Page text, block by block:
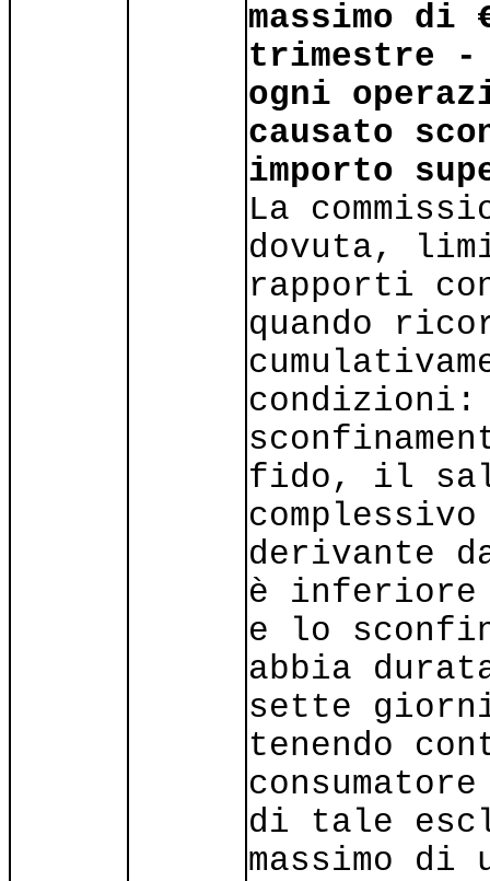
massimo di
trimestre -
ogni
causato
importo
La
dovuta,
rapporti
quando
fido, il
derivante
è inferiore
e lo
abbia
sette
tenendo
di tale
massimo di